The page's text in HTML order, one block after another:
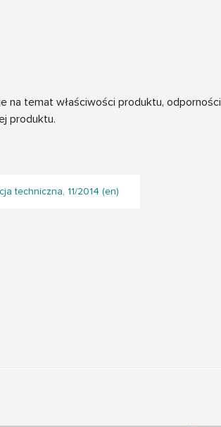
na temat właściwości produktu, odporności
produktu.
techniczna, 11/2014 (en)